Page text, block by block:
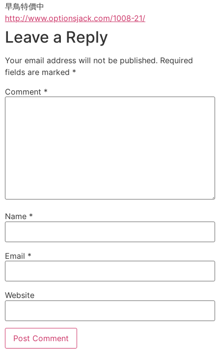
早鳥特價中
http://www.optionsjack.com/1008-21/
Leave a Reply
Your email address will not be published. Required
fields are marked *
Comment *
Name *
Email *
Website